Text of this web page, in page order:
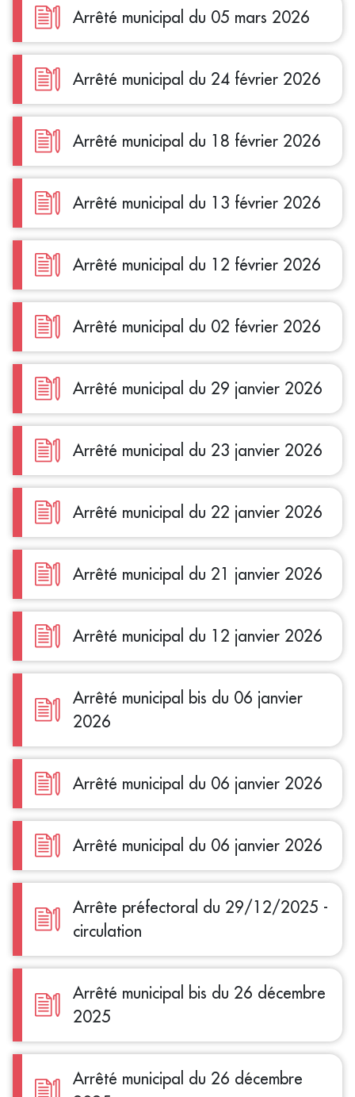
Arrêté municipal du 05 mars 2026
Arrêté municipal du 24 février 2026
Arrêté municipal du 18 février 2026
Arrêté municipal du 13 février 2026
Arrêté municipal du 12 février 2026
Arrêté municipal du 02 février 2026
Arrêté municipal du 29 janvier 2026
Arrêté municipal du 23 janvier 2026
Arrêté municipal du 22 janvier 2026
Arrêté municipal du 21 janvier 2026
Arrêté municipal du 12 janvier 2026
Arrêté municipal bis du 06 janvier
2026
Arrêté municipal du 06 janvier 2026
Arrêté municipal du 06 janvier 2026
Arrête préfectoral du 29/12/2025 -
circulation
Arrêté municipal bis du 26 décembre
2025
Arrêté municipal du 26 décembre